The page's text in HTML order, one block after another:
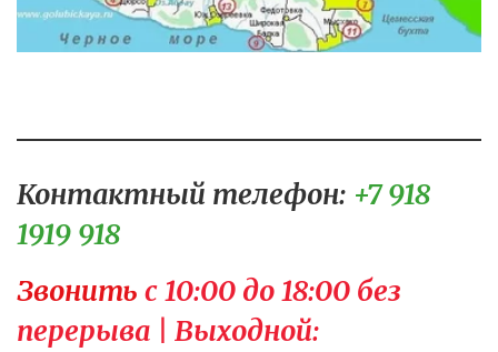
Контактный телефон: +7 918
1919 918
Звонить c 10:00 до 18:00 без
перерыва | Выходной: